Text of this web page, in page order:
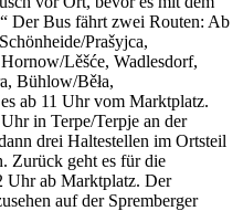
Der Bus fährt zwei Routen: Ab
Prašyjca,
Lěšće, Wadlesdorf,
Bühlow/Běła,
ab 11 Uhr vom Marktplatz.
in Terpe/Terpje an der
drei Haltestellen im Ortsteil
Zurück geht es für die
Uhr ab Marktplatz. Der
auf der Spremberger